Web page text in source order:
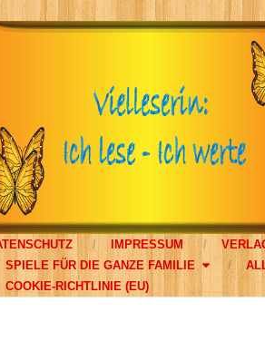
IMPRESSUM
SPIELE FÜR DIE GANZE FAMILIE
COOKIE-RICHTLINIE (EU)